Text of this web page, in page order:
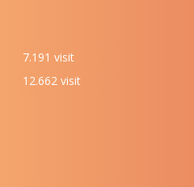
NASIONAL
TIMUR
NASIONAL
7.191 visit
12.662 visit